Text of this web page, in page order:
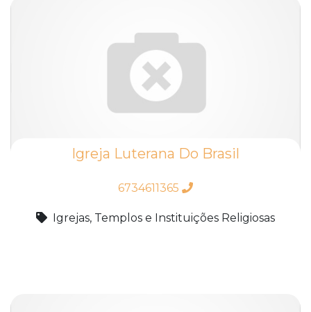
Igreja Luterana Do Brasil
6734611365
Igrejas, Templos e Instituições Religiosas